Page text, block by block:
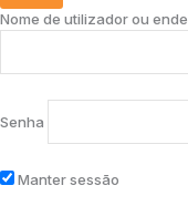
Nome de utilizador ou
Senha
Manter sessão